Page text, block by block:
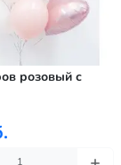
розовый с